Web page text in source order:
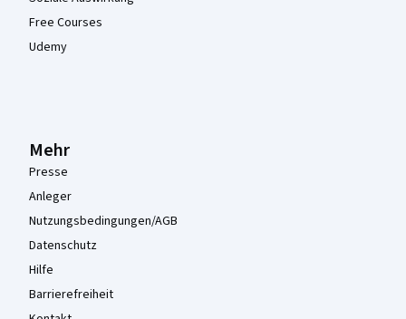
Free Courses
Udemy
Mehr
Presse
Anleger
Nutzungsbedingungen/AGB
Datenschutz
Hilfe
Barrierefreiheit